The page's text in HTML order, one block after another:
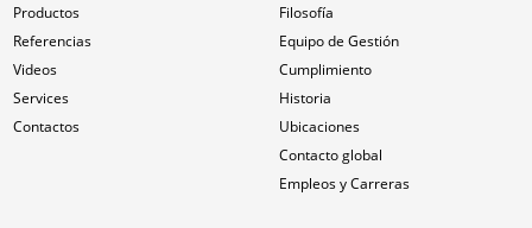
Productos
Referencias
Videos
Services
Contactos
Filosofía
Equipo de Gestión
Cumplimiento
Historia
Ubicaciones
Contacto global
Empleos y Carreras